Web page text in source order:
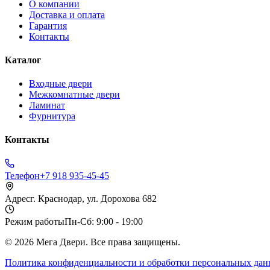
О компании
Доставка и оплата
Гарантия
Контакты
Каталог
Входные двери
Межкомнатные двери
Ламинат
Фурнитура
Контакты
Телефон+7 918 935-45-45
Адресг. Краснодар, ул. Дорохова 682
Режим работыПн-Сб: 9:00 - 19:00
© 2026 Мега Двери. Все права защищены.
Политика конфиденциальности и обработки персональных